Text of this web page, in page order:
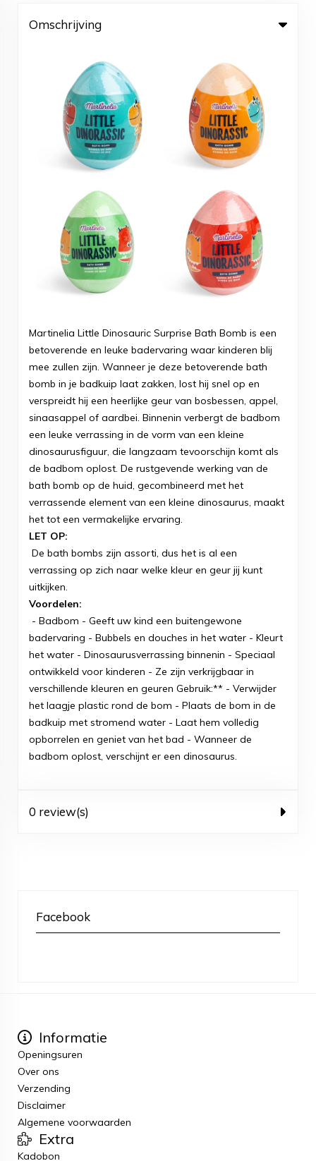
Omschrijving
Martinelia Little Dinosauric Surprise Bath Bomb is een
betoverende en leuke badervaring waar kinderen blij
mee zullen zijn. Wanneer je deze betoverende bath
bomb in je badkuip laat zakken, lost hij snel op en
verspreidt hij een heerlijke geur van bosbessen, appel,
sinaasappel of aardbei. Binnenin verbergt de badbom
een leuke verrassing in de vorm van een kleine
dinosaurusfiguur, die langzaam tevoorschijn komt als
de badbom oplost. De rustgevende werking van de
bath bomb op de huid, gecombineerd met het
verrassende element van een kleine dinosaurus, maakt
het tot een vermakelijke ervaring.
LET OP:
De bath bombs zijn assorti, dus het is al een
verrassing op zich naar welke kleur en geur jij kunt
uitkijken.
Voordelen:
- Badbom - Geeft uw kind een buitengewone
badervaring - Bubbels en douches in het water - Kleurt
het water - Dinosaurusverrassing binnenin - Speciaal
ontwikkeld voor kinderen - Ze zijn verkrijgbaar in
verschillende kleuren en geuren Gebruik:** - Verwijder
het laagje plastic rond de bom - Plaats de bom in de
badkuip met stromend water - Laat hem volledig
opborrelen en geniet van het bad - Wanneer de
badbom oplost, verschijnt er een dinosaurus.
0 review(s)
Facebook
Informatie
Openingsuren
Over ons
Verzending
Disclaimer
Algemene voorwaarden
Extra
Kadobon